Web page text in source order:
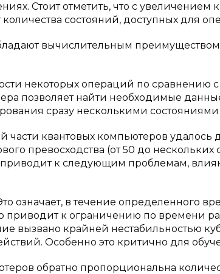
Стоит отметить, что с увеличением
состояний, доступных для
вычислительным
некоторых операций по сравнению
позволяет найти необходимые
сразу несколькими
части квантовых компьютеров удалось
превосходства (от 50 до нескольких
приводит к следующим проблемам,
означает, в течение определенного
приводит к ограничению по времени
вызвано крайней нестабильностью
Особенно это критично для
обратно пропорциональна